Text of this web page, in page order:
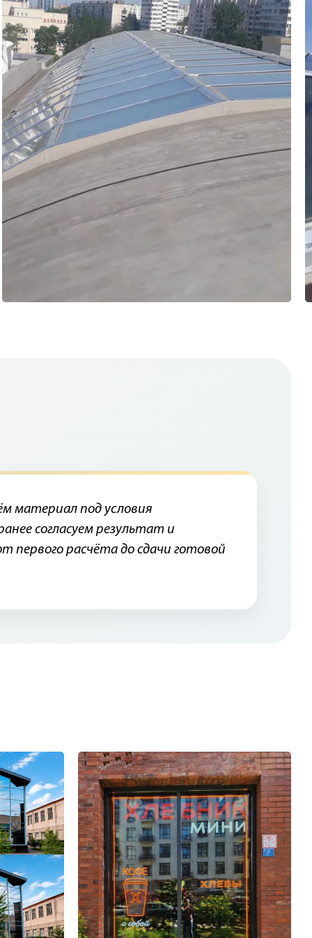
Оклейка лобового стекла
защитной плёнкой
Бронирование авто
плёнкой
Бронирование фар плёнкой
Бронирование стёкол
автомобиля
Бронирование порогов
автомобиля
Бронирование капота
автомобиля
Оклейка цветными
плёнками
снегоходов
Шумоизоляция капота
Интерьерная оклейка
Плёнка для офисных
перегородок
Плёнка с печатью для шкафов-
купе
Кухонные фартуки
Декоративная плёнка
для мебели и интерьеров
Декоративное тонирование
материал под условия
согласуем результат и
первого расчёта до сдачи готовой